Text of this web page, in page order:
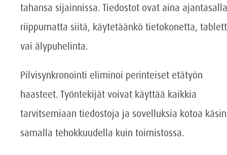
tahansa sijainnissa. Tiedostot ovat aina ajantasalla
riippumatta siitä, käytetäänkö tietokonetta,
vai älypuhelinta.
Pilvisynkronointi eliminoi perinteiset etätyön
haasteet. Työntekijät voivat käyttää kaikkia
tarvitsemiaan tiedostoja ja sovelluksia kotoa käsin
samalla tehokkuudella kuin toimistossa.